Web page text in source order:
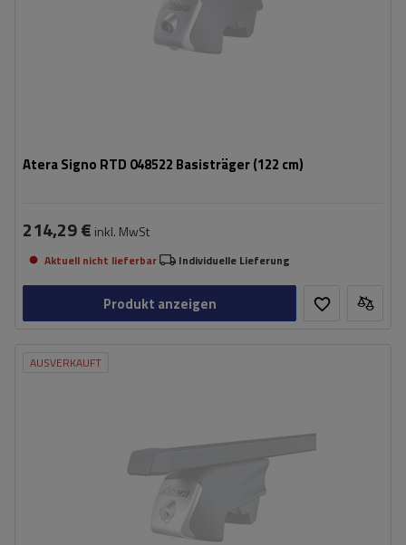
Atera Signo RTD 048522 Basisträger (122 cm)
214,29 € inkl. MwSt
Aktuell nicht lieferbar Individuelle Lieferung
Produkt anzeigen
AUSVERKAUFT